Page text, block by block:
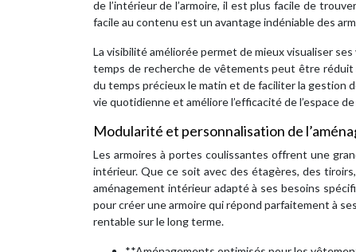
de l’intérieur de l’armoire, il est plus facile de
facile au contenu est un avantage indéniable des
La visibilité améliorée permet de mieux visualiser
temps de recherche de vêtements peut être
du temps précieux le matin et de faciliter la gestion
vie quotidienne et améliore l’efficacité de l’espace de
Modularité et personnalisation de
Les armoires à portes coulissantes offrent une
intérieur. Que ce soit avec des étagères, des
aménagement intérieur adapté à ses besoins
pour créer une armoire qui répond parfaitement à
rentable sur le long terme.